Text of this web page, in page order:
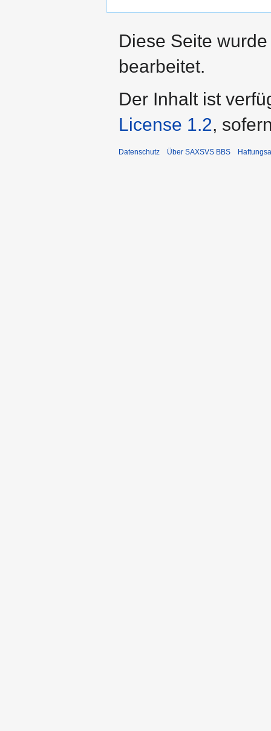
Diese Seite
bearbeitet.
Der Inhalt ist
License 1.2,
Datenschutz Über SAXSVS BBS